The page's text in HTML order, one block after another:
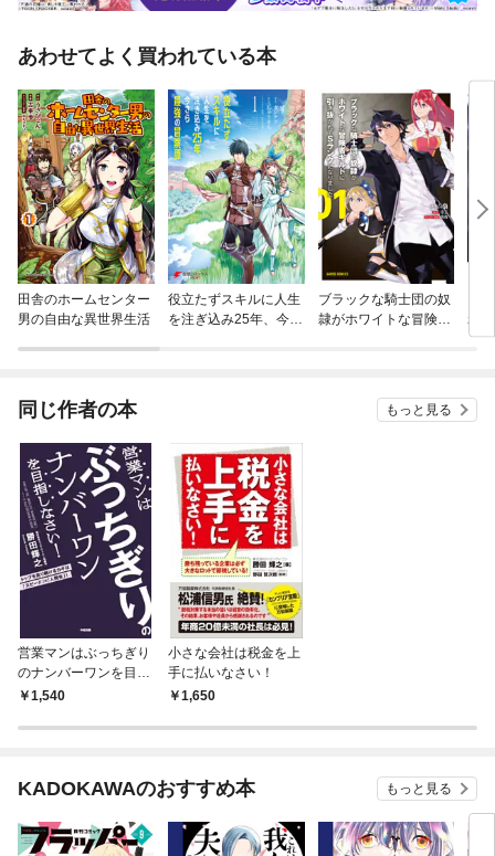
あわせてよく買われている本
田舎のホームセンター
男の自由な異世界生活
役立たずスキルに人生
を注ぎ込み25年、今さ
ブラックな騎士団の奴
隷がホワイトな冒険者
れ
同じ作者の本 もっと見る
営業マンはぶっちぎり
のナンバーワンを目指
しなさい！
1,540
小さな会社は税金を上
手に払いなさい！
1,650
KADOKAWAのおすすめ本 もっと見る